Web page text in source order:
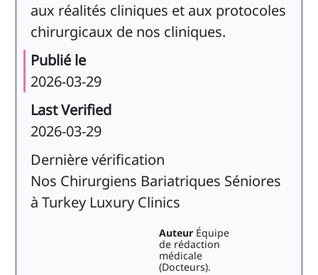
aux réalités cliniques et aux protocoles
chirurgicaux de nos cliniques.
Publié le
2026-03-29
Last Verified
2026-03-29
Dernière vérification
Nos Chirurgiens Bariatriques Séniores
à Turkey Luxury Clinics
Auteur Équipe
de rédaction
médicale
(Docteurs).